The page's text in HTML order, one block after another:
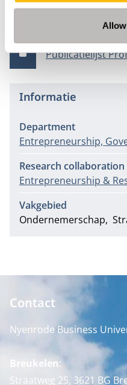
Publicaties
Publicatielijst
7-5-2020 235 KB
Informatie
Department
Entrepreneurship,
Research collaboration
Entrepreneurship &
Vakgebied
Ondernemerschap
Contact
Nyenrode Business
Breukelen:
Straatweg 25, 3621 BG